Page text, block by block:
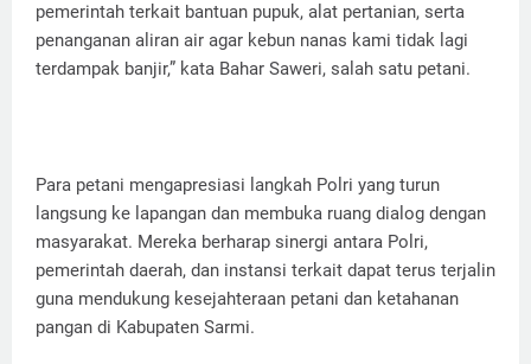
pemerintah terkait bantuan pupuk, alat pertanian, serta
penanganan aliran air agar kebun nanas kami tidak lagi
terdampak banjir,” kata Bahar Saweri, salah satu petani.
Para petani mengapresiasi langkah Polri yang turun
langsung ke lapangan dan membuka ruang dialog dengan
masyarakat. Mereka berharap sinergi antara Polri,
pemerintah daerah, dan instansi terkait dapat terus terjalin
guna mendukung kesejahteraan petani dan ketahanan
pangan di Kabupaten Sarmi.